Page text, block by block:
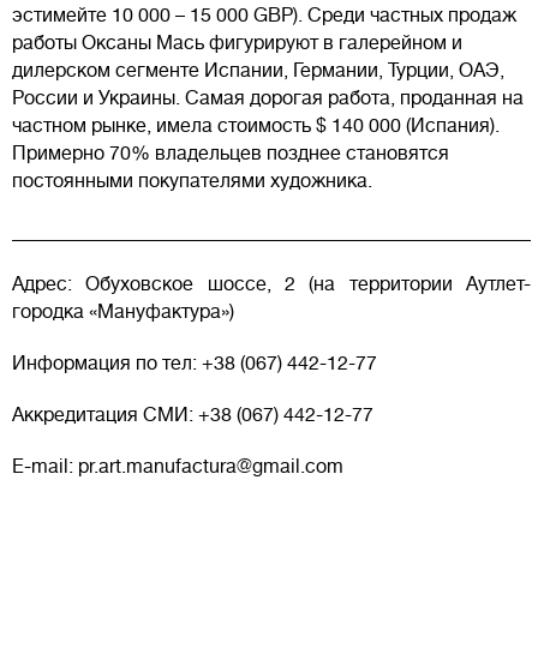
эстимейте 10 000 – 15 000 GBP). Среди частных продаж
работы Оксаны Мась фигурируют в галерейном и
дилерском сегменте Испании, Германии, Турции, ОАЭ,
России и Украины. Самая дорогая работа, проданная на
частном рынке, имела стоимость $ 140 000 (Испания).
Примерно 70% владельцев позднее становятся
постоянными покупателями художника.
Адрес: Обуховское шоссе, 2 (на территории Аутлет-
городка «Мануфактура»)
Информация по тел: +38 (067) 442-12-77
Аккредитация СМИ: +38 (067) 442-12-77
E-mail: pr.art.manufactura@gmail.com